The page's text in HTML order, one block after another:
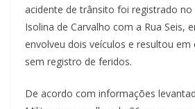
acidente de trânsito foi registrado no
Isolina de Carvalho com a Rua Seis,
envolveu dois veículos e resultou em
sem registro de feridos.
De acordo com informações